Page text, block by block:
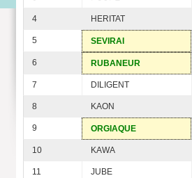
4 HERITAT
5 SEVIRAI
6 RUBANEUR
7 DILIGENT
8 KAON
9 ORGIAQUE
10 KAWA
11 JUBE